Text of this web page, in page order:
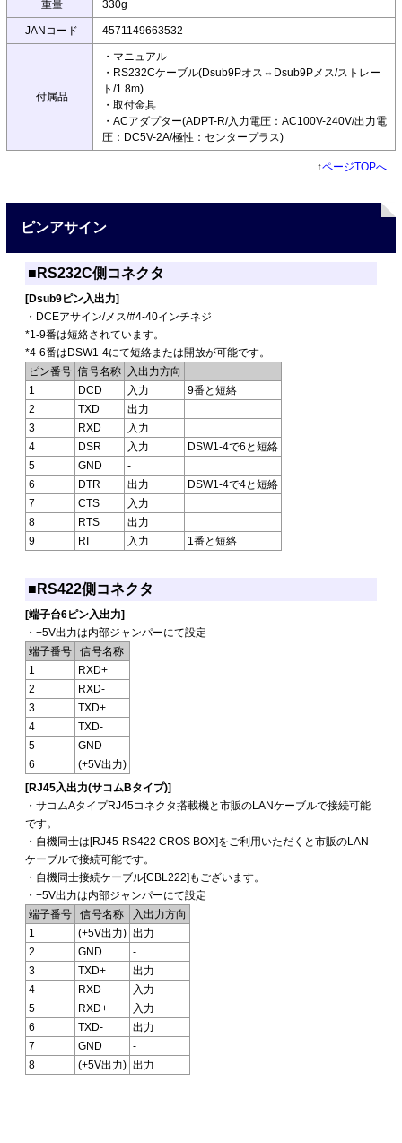
重量 330g
JANコード 4571149663532
付属品
・マニュアル
・RS232Cケーブル(Dsub9Pオス⇔Dsub9Pメス/ストレー
ト/1.8m)
・取付金具
・ACアダプター(ADPT-R/入力電圧：AC100V-240V/出力電
圧：DC5V-2A/極性：センタープラス)
↑ページTOPへ
ピンアサイン
■RS232C側コネクタ
[Dsub9ピン入出力]
・DCEアサイン/メス/#4-40インチネジ
*1-9番は短絡されています。
*4-6番はDSW1-4にて短絡または開放が可能です。
ピン番号 信号名称
入出力方向
1
DCD 入力
9番と短絡
2
TXD
出力
3
RXD
入力
4
DSR 入力
DSW1-4で6と短絡
5
GND
-
6
DTR 出力
DSW1-4で4と短絡
7
CTS
入力
8
RTS
出力
9
RI 入力 1番と短絡
■RS422側コネクタ
[端子台6ピン入出力]
・+5V出力は内部ジャンパーにて設定
端子番号
信号名称
1
RXD+
2
RXD-
3
TXD+
4
TXD-
5
GND
6
(+5V出力)
[RJ45入出力(サコムBタイプ)]
・サコムAタイプRJ45コネクタ搭載機と市販のLANケーブルで接続可能
です。
・自機同士は[RJ45-RS422 CROS BOX]をご利用いただくと市販のLAN
ケーブルで接続可能です。
・自機同士接続ケーブル[CBL222]もございます。
・+5V出力は内部ジャンパーにて設定
端子番号
信号名称
入出力方向
1
(+5V出力) 出力
2
GND
-
3
TXD+
出力
4
RXD-
入力
5
RXD+
入力
6
TXD-
出力
7
GND
-
8
(+5V出力) 出力